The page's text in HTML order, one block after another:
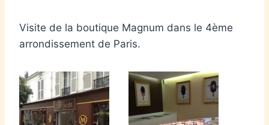
Visite de la boutique Magnum dans le 4ème
arrondissement de Paris.